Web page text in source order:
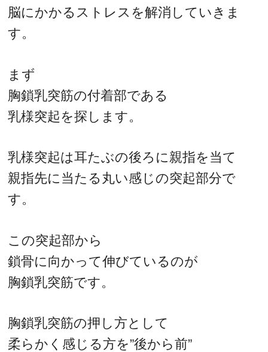
脳にかかるストレスを解消していきま
す。
まず
胸鎖乳突筋の付着部である
乳様突起を探します。
乳様突起は耳たぶの後ろに親指を当て
親指先に当たる丸い感じの突起部分で
す。
この突起部から
鎖骨に向かって伸びているのが
胸鎖乳突筋です。
胸鎖乳突筋の押し方として
柔らかく感じる方を”後から前”